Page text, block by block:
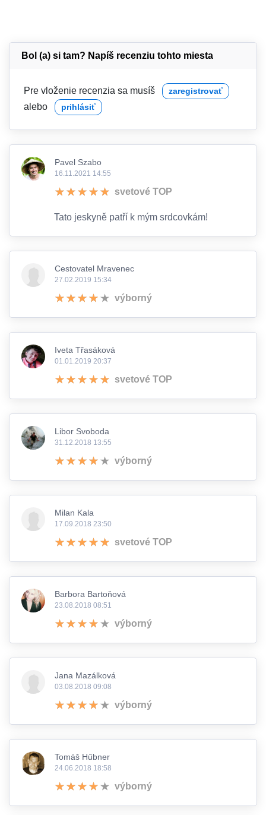
Bol (a) si tam? Napíš recenziu tohto miesta
Pre vloženie recenzia sa musíš zaregistrovať
alebo prihlásiť
Pavel Szabo
16.11.2021 14:55
svetové TOP
Tato jeskyně patří k mým srdcovkám!
Cestovatel Mravenec
27.02.2019 15:34
výborný
Iveta Třasáková
01.01.2019 20:37
svetové TOP
Libor Svoboda
31.12.2018 13:55
výborný
Milan Kala
17.09.2018 23:50
svetové TOP
Barbora Bartoňová
23.08.2018 08:51
výborný
Jana Mazálková
03.08.2018 09:08
výborný
Tomáš Hűbner
24.06.2018 18:58
výborný